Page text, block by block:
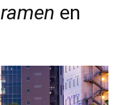
ramen en